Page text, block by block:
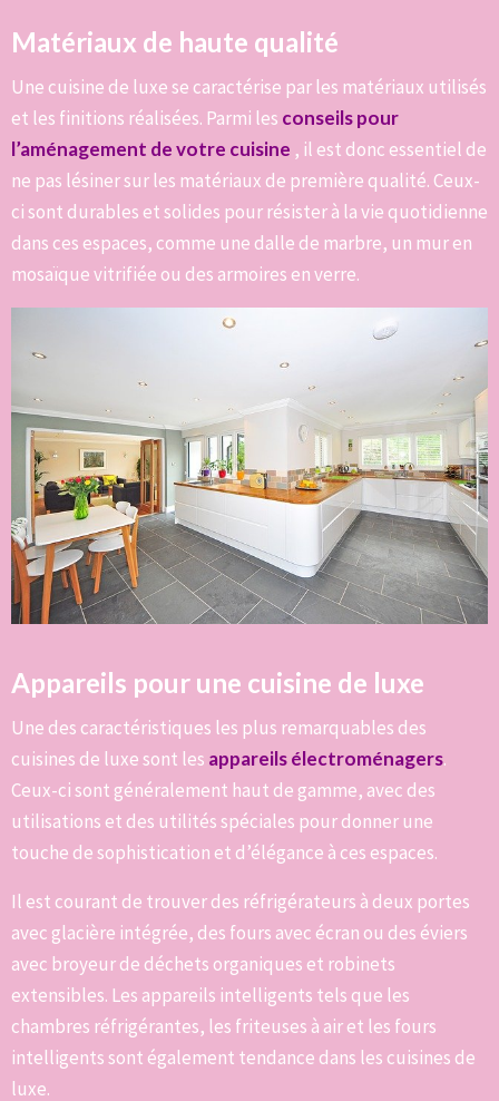
Matériaux de haute qualité
Une cuisine de luxe se caractérise par les matériaux utilisés
et les finitions réalisées. Parmi les conseils pour
l’aménagement de votre cuisine , il est donc essentiel de
ne pas lésiner sur les matériaux de première qualité. Ceux-
ci sont durables et solides pour résister à la vie quotidienne
dans ces espaces, comme une dalle de marbre, un mur en
mosaïque vitrifiée ou des armoires en verre.
Appareils pour une cuisine de luxe
Une des caractéristiques les plus remarquables des
cuisines de luxe sont les appareils électroménagers.
Ceux-ci sont généralement haut de gamme, avec des
utilisations et des utilités spéciales pour donner une
touche de sophistication et d’élégance à ces espaces.
Il est courant de trouver des réfrigérateurs à deux portes
avec glacière intégrée, des fours avec écran ou des éviers
avec broyeur de déchets organiques et robinets
extensibles. Les appareils intelligents tels que les
chambres réfrigérantes, les friteuses à air et les fours
intelligents sont également tendance dans les cuisines de
luxe.